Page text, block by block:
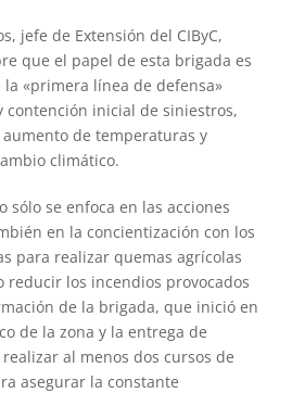
jefe de Extensión del CIByC,
que el papel de esta brigada es
«primera línea de defensa»
contención inicial de siniestros,
de temperaturas y
climático.
sólo se enfoca en las acciones
en la concientización con los
para realizar quemas agrícolas
reducir los incendios provocados
de la brigada, que inició en
de la zona y la entrega de
al menos dos cursos de
asegurar la constante